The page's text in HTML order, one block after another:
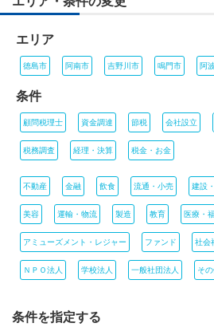
エリア
徳島市 阿南市 吉野川市 鳴門市 阿
条件
顧問税理士 資金調達 節税 会社設立
税務調査 経理・決算 税金・お金
不動産 金融 飲食 流通・小売 建設
美容 運輸・物流 製造 教育 医療・
アミューズメント・レジャー ファンド 社会
ＮＰＯ法人 学校法人 一般社団法人 そ
条件を指定する